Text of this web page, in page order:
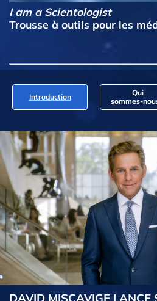
I am a Scientologist
Trousse à outils pour les
Introduction
Qui
DAVID MISCAVIGE LANCE